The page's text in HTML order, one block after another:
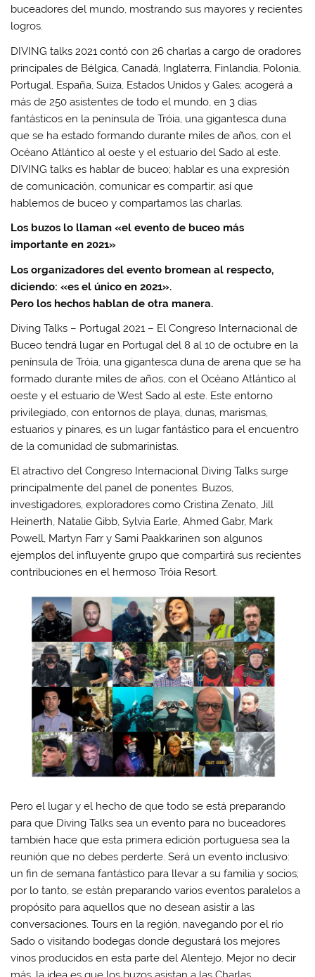
buceadores del mundo, mostrando sus mayores y recientes
logros.
DIVING talks 2021 contó con 26 charlas a cargo de oradores
principales de Bélgica, Canadá, Inglaterra, Finlandia, Polonia,
Portugal, España, Suiza, Estados Unidos y Gales; acogerá a
más de 250 asistentes de todo el mundo, en 3 días
fantásticos en la península de Tróia, una gigantesca duna
que se ha estado formando durante miles de años, con el
Océano Atlántico al oeste y el estuario del Sado al este.
DIVING talks es hablar de buceo; hablar es una expresión
de comunicación, comunicar es compartir; así que
hablemos de buceo y compartamos las charlas.
Los buzos lo llaman «el evento de buceo más
importante en 2021»
Los organizadores del evento bromean al respecto,
diciendo: «es el único en 2021».
Pero los hechos hablan de otra manera.
Diving Talks – Portugal 2021 – El Congreso Internacional de
Buceo tendrá lugar en Portugal del 8 al 10 de octubre en la
península de Tróia, una gigantesca duna de arena que se ha
formado durante miles de años, con el Océano Atlántico al
oeste y el estuario de West Sado al este. Este entorno
privilegiado, con entornos de playa, dunas, marismas,
estuarios y pinares, es un lugar fantástico para el encuentro
de la comunidad de submarinistas.
El atractivo del Congreso Internacional Diving Talks surge
principalmente del panel de ponentes. Buzos,
investigadores, exploradores como Cristina Zenato, Jill
Heinerth, Natalie Gibb, Sylvia Earle, Ahmed Gabr, Mark
Powell, Martyn Farr y Sami Paakkarinen son algunos
ejemplos del influyente grupo que compartirá sus recientes
contribuciones en el hermoso Tróia Resort.
Pero el lugar y el hecho de que todo se está preparando
para que Diving Talks sea un evento para no buceadores
también hace que esta primera edición portuguesa sea la
reunión que no debes perderte. Será un evento inclusivo:
un fin de semana fantástico para llevar a su familia y socios;
por lo tanto, se están preparando varios eventos paralelos a
propósito para aquellos que no desean asistir a las
conversaciones. Tours en la región, navegando por el río
Sado o visitando bodegas donde degustará los mejores
vinos producidos en esta parte del Alentejo. Mejor no decir